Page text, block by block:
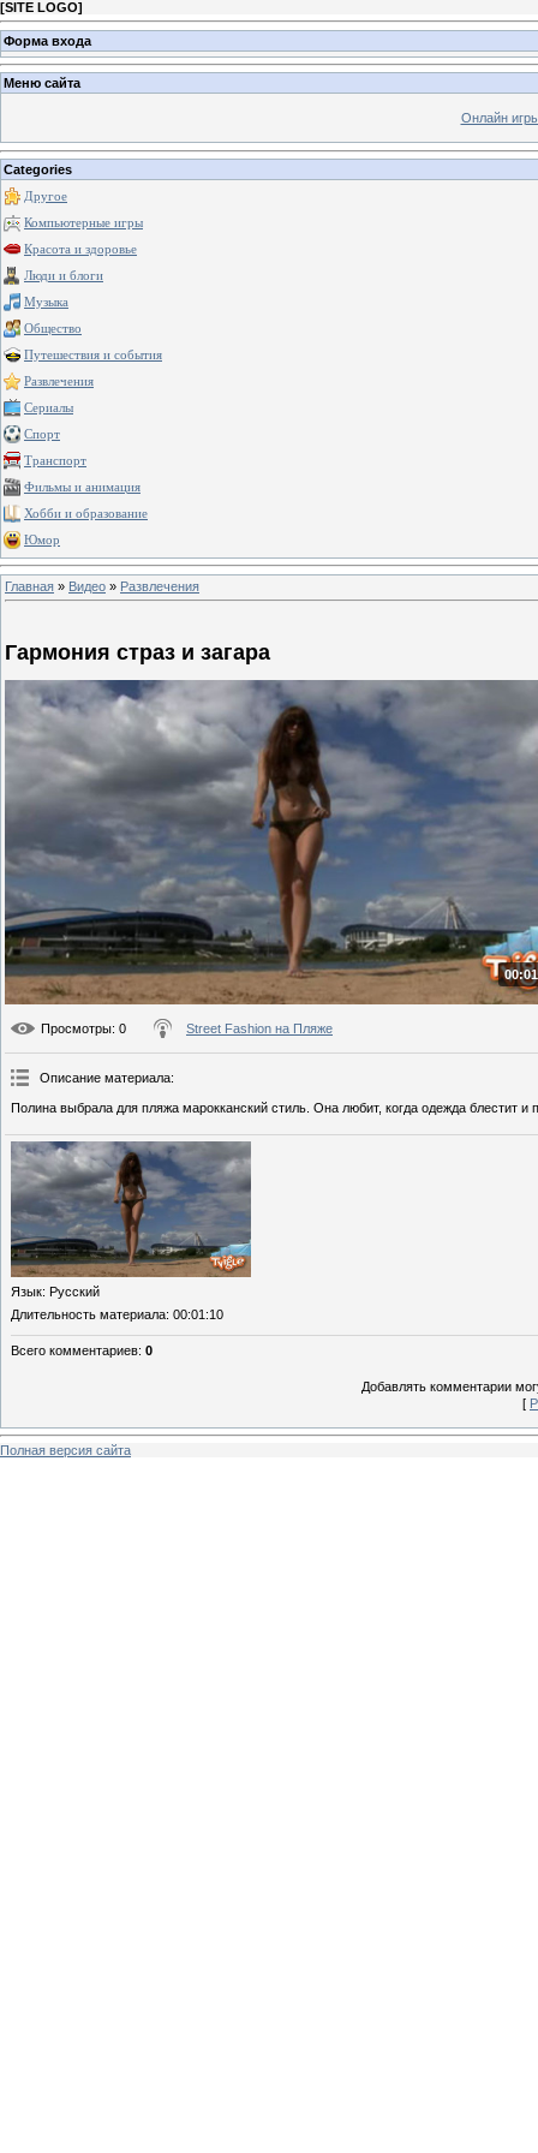
[SITE LOGO]
Форма входа
Меню сайта
Онлайн
Categories
Другое
Компьютерные игры
Красота и здоровье
Люди и блоги
Музыка
Общество
Путешествия и события
Развлечения
Сериалы
Спорт
Транспорт
Фильмы и анимация
Хобби и образование
Юмор
Главная » Видео » Развлечения
Гармония страз и загара
Просмотры: 0 Street Fashion на Пляже
Описание материала:
Полина выбрала для пляжа марокканский стиль. Она любит, когда одежда блестит и
Язык: Русский
Длительность материала: 00:01:10
Всего комментариев: 0
Добавлять комментарии
[
Полная версия сайта